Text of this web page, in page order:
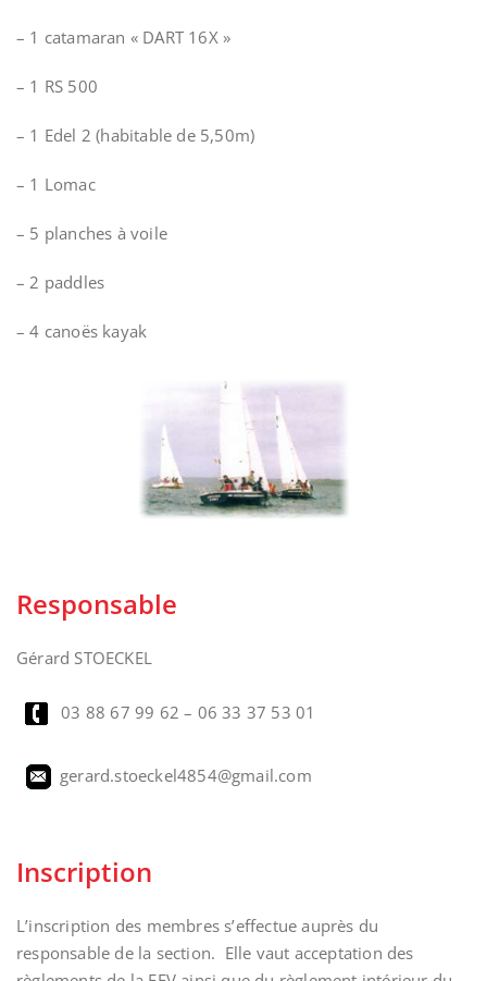
– 1 catamaran « DART 16X »
– 1 RS 500
– 1 Edel 2 (habitable de 5,50m)
– 1 Lomac
– 5 planches à voile
– 2 paddles
– 4 canoës kayak
Responsable
Gérard STOECKEL
03 88 67 99 62 – 06 33 37 53 01
gerard.stoeckel4854@gmail.com
Inscription
L’inscription des membres s’effectue auprès du
responsable de la section. Elle vaut acceptation des